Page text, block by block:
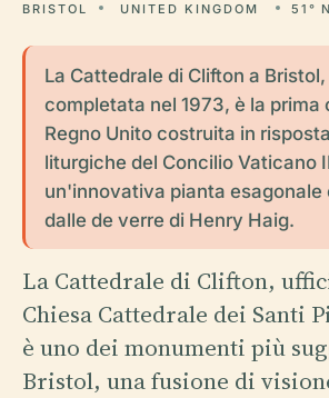
BRISTOL UNITED KINGDOM 51°
La Cattedrale di Clifton a
completata nel 1973, è la prima
Regno Unito costruita in
liturgiche del Concilio Vaticano
un'innovativa pianta esagonale
dalle de verre di Henry Haig.
La Cattedrale di Clifton,
Chiesa Cattedrale dei Santi
è uno dei monumenti più
Bristol, una fusione di